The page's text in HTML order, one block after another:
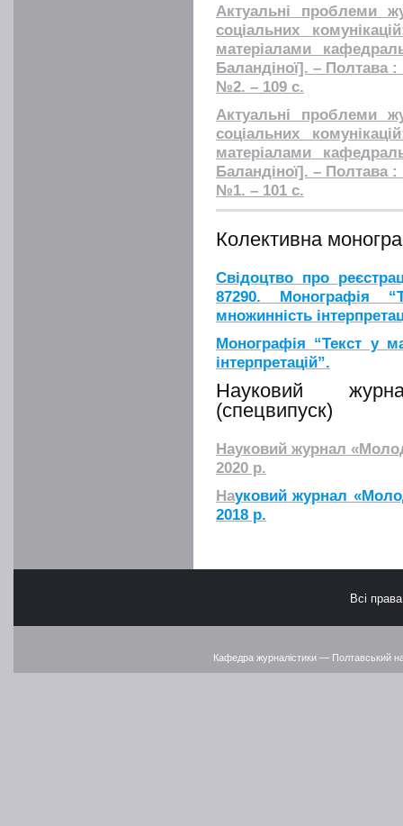
Актуальні проблеми
соціальних
матеріалами
Баландіної]. – Полтава
№2. – 109 с.
Актуальні проблеми
соціальних
матеріалами
Баландіної]. – Полтава
№1. – 101 с.
Колективна
Свідоцтво про
87290. Монографія
множинність
Монографія “Текст у
інтерпретацій”.
Науковий
(спецвипуск)
Науковий журнал
2020 р.
Науковий журнал
2018 р.
Всі
Кафедра журналістики — Полтавський